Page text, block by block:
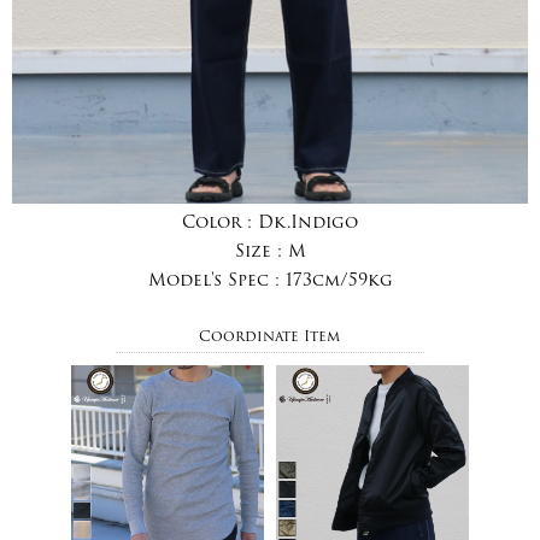
Color : Dk.Indigo
Size : M
Model's Spec : 173cm/59kg
Coordinate Item